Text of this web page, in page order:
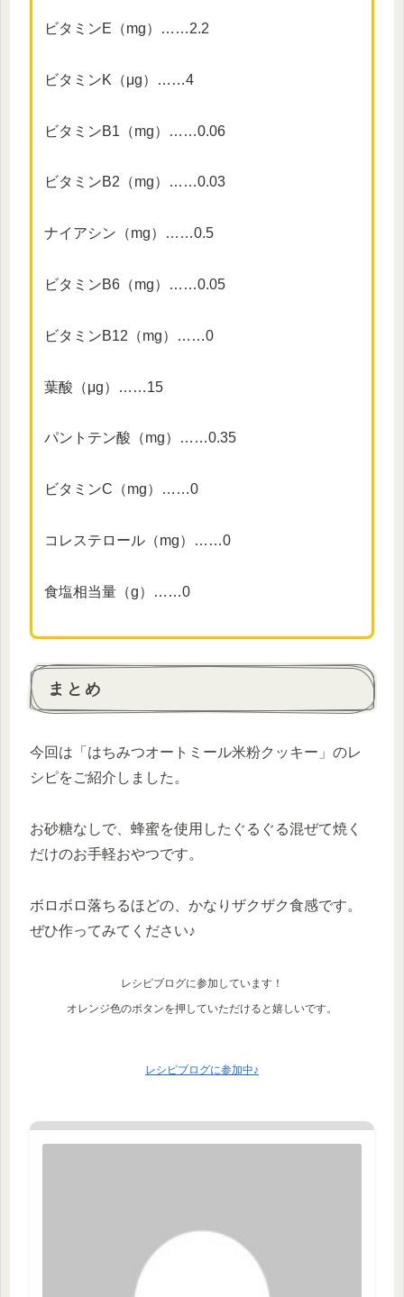
ビタミンE（mg）……2.2
ビタミンK（μg）……4
ビタミンB1（mg）……0.06
ビタミンB2（mg）……0.03
ナイアシン（mg）……0.5
ビタミンB6（mg）……0.05
ビタミンB12（mg）……0
葉酸（μg）……15
パントテン酸（mg）……0.35
ビタミンC（mg）……0
コレステロール（mg）……0
食塩相当量（g）……0
まとめ
今回は「はちみつオートミール米粉クッキー」のレ
シピをご紹介しました。
お砂糖なしで、蜂蜜を使用したぐるぐる混ぜて焼く
だけのお手軽おやつです。
ボロボロ落ちるほどの、かなりザクザク食感です。
ぜひ作ってみてください♪
レシピブログに参加しています！
オレンジ色のボタンを押していただけると嬉しいです。
レシピブログに参加中♪